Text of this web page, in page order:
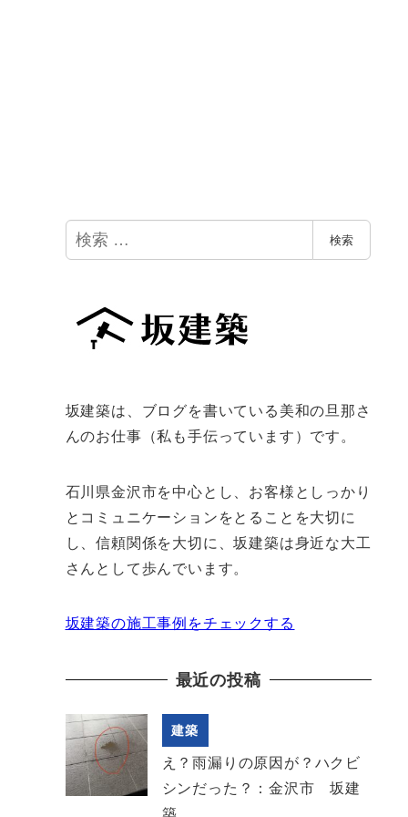
検
索
検索
坂建築は、ブログを書いている美和の旦那さ
んのお仕事（私も手伝っています）です。
石川県金沢市を中心とし、お客様としっかり
とコミュニケーションをとることを大切に
し、信頼関係を大切に、坂建築は身近な大工
さんとして歩んでいます。
坂建築の施工事例をチェックする
最近の投稿
建築
え？雨漏りの原因が？ハクビ
シンだった？：金沢市 坂建
築